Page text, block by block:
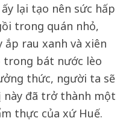
lại tạo nên sức hấp
trong quán nhỏ,
ắp rau xanh và xiên
trong bát nước lèo
thức, người ta sẽ
này đã trở thành một
thực của xứ Huế.